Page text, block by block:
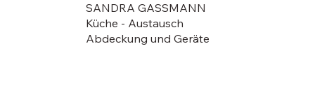
SANDRA GASSMANN
Küche - Austausch
Abdeckung und Geräte